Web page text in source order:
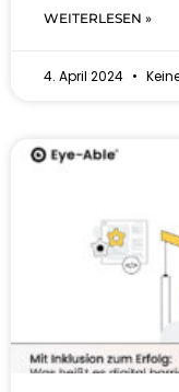
WEITERLESEN »
4. April 2024